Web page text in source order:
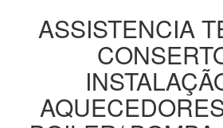
ASSISTENCIA